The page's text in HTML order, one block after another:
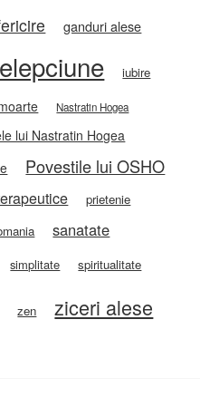
ganduri alese
iubire
Nastratin Hogea
lui Nastratin Hogea
Povestile lui OSHO
prietenie
sanatate
simplitate spiritualitate
zen ziceri alese